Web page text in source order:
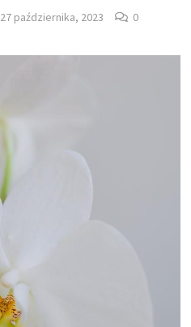
27 października, 2023 0